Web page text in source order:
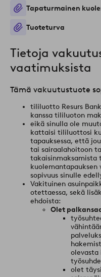
Tapaturmainen
Tuoteturva
Tietoja
vaatimuksista
Tämä vakuutustuote
tililuotto Resurs
kanssa tililuoton
eikä sinulla ole
kattaisi tililuottosi
tapauksessa, että
tai sairaalahoitoon
takaisinmaksamista
kuolemantapauksen
sopivuus sinulle
Vakituinen
otettaessa, sekä
ehdoista:
Olet
olevasta
olet